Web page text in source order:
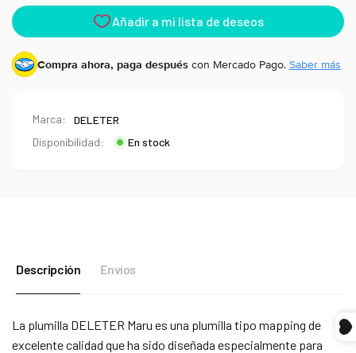
Compra ahora, paga después con Mercado Pago. Saber más
Marca:
DELETER
Disponibilidad:
En stock
Descripción Envíos
La plumilla DELETER Maru es una plumilla tipo mapping de
excelente calidad que ha sido diseñada especialmente para
sin tarjeta de crédito